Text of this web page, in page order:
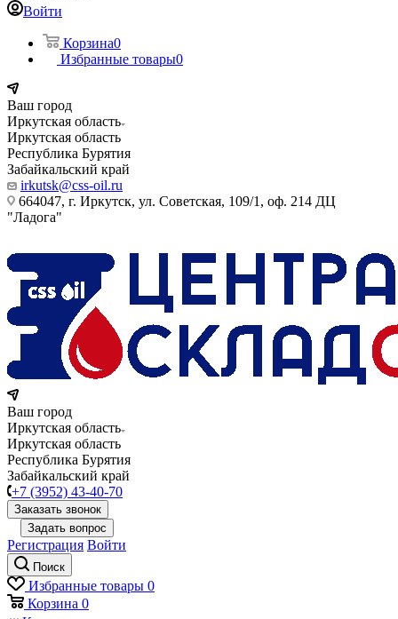
Войти
Корзина0
Избранные товары0
Ваш город
Иркутская область
Иркутская область
Республика Бурятия
Забайкальский край
irkutsk@css-oil.ru
664047, г. Иркутск, ул. Советская, 109/1, оф. 214 ДЦ
"Ладога"
Ваш город
Иркутская область
Иркутская область
Республика Бурятия
Забайкальский край
+7 (3952) 43-40-70
Заказать звонок
Задать вопрос
Регистрация Войти
Поиск
Избранные товары 0
Корзина 0